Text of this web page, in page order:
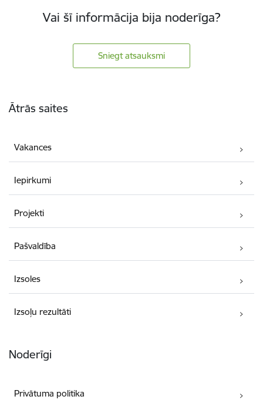
Vai šī informācija bija noderīga?
Sniegt atsauksmi
Ātrās saites
Vakances
Iepirkumi
Projekti
Pašvaldība
Izsoles
Izsoļu rezultāti
Noderīgi
Privātuma politika